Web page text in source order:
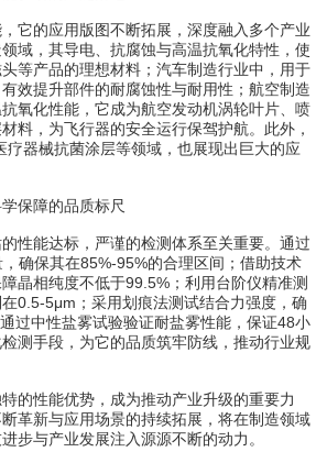
的应用版图不断拓展，深度融入多个产业
域，其导电、抗腐蚀与高温抗氧化特性，使
等产品的理想材料；汽车制造行业中，用于
效提升部件的耐腐蚀性与耐用性；航空制造
氧化性能，它成为航空发动机涡轮叶片、喷
料，为飞行器的安全运行保驾护航。此外，
疗器械抗菌涂层等领域，也展现出巨大的应
保障的品质标尺
能达标，严谨的检测体系至关重要。通过
确保其在85%-95%的合理区间；借助技术
晶相纯度不低于99.5%；利用台阶仪精准测
0.5-5μm；采用划痕法测试结合力强度，确
过中性盐雾试验验证耐盐雾性能，保证48小
测手段，为它的品质筑牢防线，推动行业规
性能优势，成为推动产业升级的重要力
革新与应用场景的持续拓展，将在制造领域
步与产业发展注入源源不断的动力。